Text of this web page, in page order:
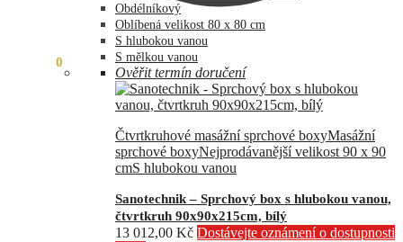
0
Obdélníkový
Oblíbená velikost 80 x 80 cm
S hlubokou vanou
S mělkou vanou
Ověřit termín doručení
Čtvrtkruhové masážní sprchové boxyMasážní
sprchové boxyNejprodávanější velikost 90 x 90
cmS hlubokou vanou
Sanotechnik – Sprchový box s hlubokou vanou,
čtvrtkruh 90x90x215cm, bílý
13 012,00 Kč Dostávejte oznámení o dostupnosti